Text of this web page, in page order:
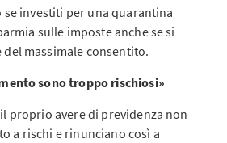
investiti per una quarantina
sulle imposte anche se si
massimale consentito.
sono troppo rischiosi»
proprio avere di previdenza non
a rischi e rinunciano così a